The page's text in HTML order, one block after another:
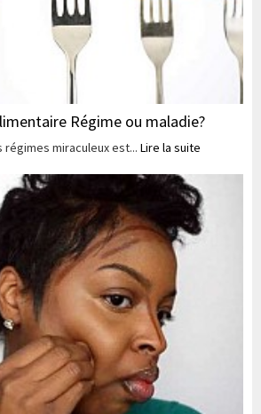
Régime ou maladie?
miraculeux est... Lire la suite